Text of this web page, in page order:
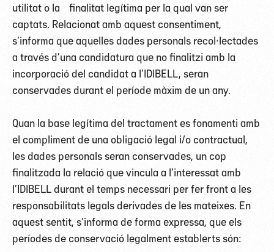
utilitat o la finalitat legítima per la qual van ser
captats. Relacionat amb aquest consentiment,
s’informa que aquelles dades personals recol·lectades
a través d’una candidatura que no finalitzi amb la
incorporació del candidat a l’IDIBELL, seran
conservades durant el període màxim de un any.
Quan la base legítima del tractament es fonamenti amb
el compliment de una obligació legal i/o contractual,
les dades personals seran conservades, un cop
finalitzada la relació que vincula a l’interessat amb
l’IDIBELL durant el temps necessari per fer front a les
responsabilitats legals derivades de les mateixes. En
aquest sentit, s’informa de forma expressa, que els
períodes de conservació legalment establerts són: